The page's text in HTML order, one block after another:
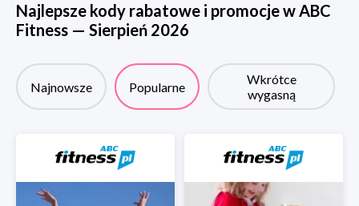
Najlepsze kody rabatowe i promocje wABC
Fitness — Sierpień 2026
Najnowsze Popularne
Wkrótce
wygasną